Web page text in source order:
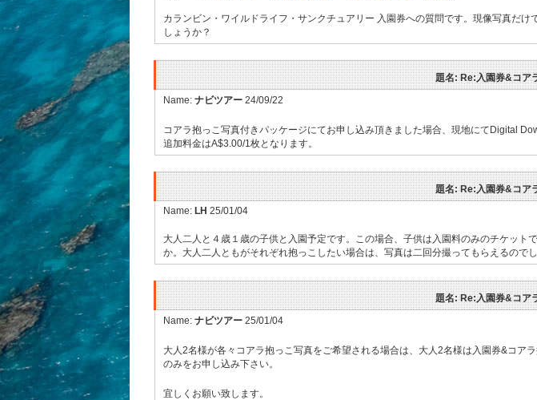
カランビン・ワイルドライフ・サンクチュアリー 入園券への質問です。現像写真だ
しょうか？
題名: Re:入園券&コア
Name: ナビツアー 24/09/22
コアラ抱っこ写真付きパッケージにてお申し込み頂きました場合、現地にてDigital
追加料金はA$3.00/1枚となります。
題名: Re:入園券&コア
Name: LH 25/01/04
大人二人と４歳１歳の子供と入園予定です。この場合、子供は入園料のみのチケッ
か。大人二人ともがそれぞれ抱っこしたい場合は、写真は二回分撮ってもらえるのでし
題名: Re:入園券&コア
Name: ナビツアー 25/01/04
大人2名様が各々コアラ抱っこ写真をご希望される場合は、大人2名様は入園券&コ
のみをお申し込み下さい。
宜しくお願い致します。